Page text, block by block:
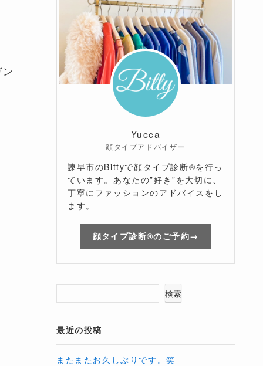
Yucca
顔タイプアドバイザー
諫早市のBittyで顔タイプ診断®を行っ
ています。あなたの”好き”を大切に、
丁寧にファッションのアドバイスをし
ます。
顔タイプ診断®のご予約→
検索
最近の投稿
またまたお久しぶりです。笑